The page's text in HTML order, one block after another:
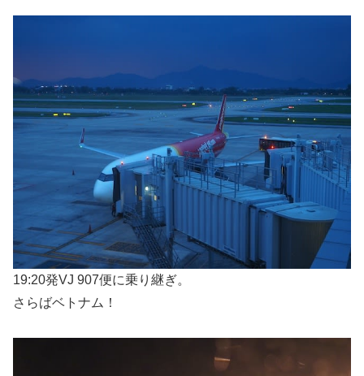
19:20発VJ 907便に乗り継ぎ。
さらばベトナム！